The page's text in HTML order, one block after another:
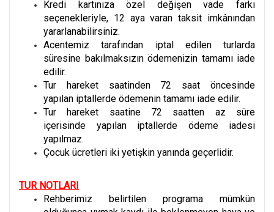
Kredi kartınıza özel değişen vade farkı
seçenekleriyle, 12 aya varan taksit imkânından
yararlanabilirsiniz.
Acentemiz tarafından iptal edilen turlarda
süresine bakılmaksızın ödemenizin tamamı iade
edilir.
Tur hareket saatinden 72 saat öncesinde
yapılan iptallerde ödemenin tamamı iade edilir.
Tur hareket saatine 72 saatten az süre
içerisinde yapılan iptallerde ödeme iadesi
yapılmaz.
Çocuk ücretleri iki yetişkin yanında geçerlidir.
TUR NOTLARI
Rehberimiz belirtilen programa mümkün